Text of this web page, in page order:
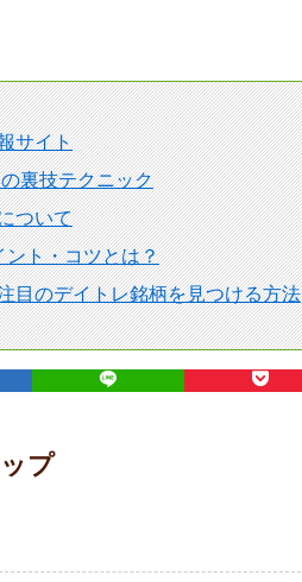
サイト
裏技テクニック
ついて
ント・コツとは？
目のデイトレ銘柄を見つける方法
プ